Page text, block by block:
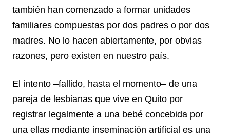
también han comenzado a formar unidades
familiares compuestas por dos padres o por dos
madres. No lo hacen abiertamente, por obvias
razones, pero existen en nuestro país.
El intento –fallido, hasta el momento– de una
pareja de lesbianas que vive en Quito por
registrar legalmente a una bebé concebida por
una ellas mediante inseminación artificial es una